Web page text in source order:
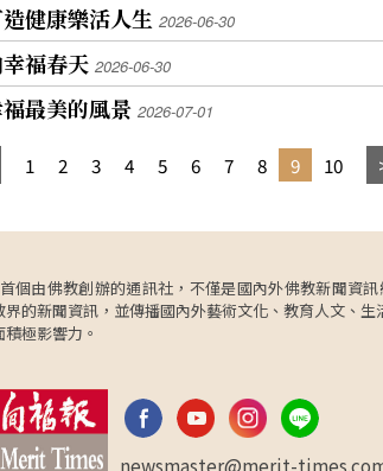
健康樂活人生 2026-06-30
福春天 2026-06-30
最美的風景 2026-07-01
1 2 3 4 5 6 7 8 9 10
個由佛教創辦的通訊社，不僅是國內外佛教新聞資
的新聞資訊，並傳播國內外藝術文化、教育人文、
極影響力。
newsmaster@merit-